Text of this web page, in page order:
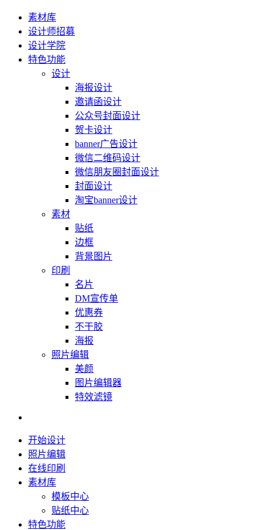
素材库
设计师招募
设计学院
特色功能
设计
海报设计
邀请函设计
公众号封面设计
贺卡设计
banner广告设计
微信二维码设计
微信朋友圈封面设计
封面设计
淘宝banner设计
素材
贴纸
边框
背景图片
印刷
名片
DM宣传单
优惠券
不干胶
海报
照片编辑
美颜
图片编辑器
特效滤镜
开始设计
照片编辑
在线印刷
素材库
模板中心
贴纸中心
特色功能